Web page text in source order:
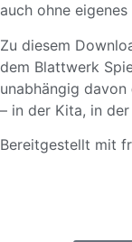
auch ohne eigenes
Zu diesem
dem Blattwerk
unabhängig davon
– in der Kita, in
Bereitgestellt mit